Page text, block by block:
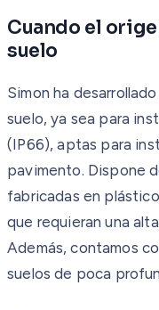
Cuando el
suelo
Simon ha
suelo, ya sea para
(IP66), aptas para
pavimento. Dispone
fabricadas en
que requieran una
Además, contamos
suelos de poca